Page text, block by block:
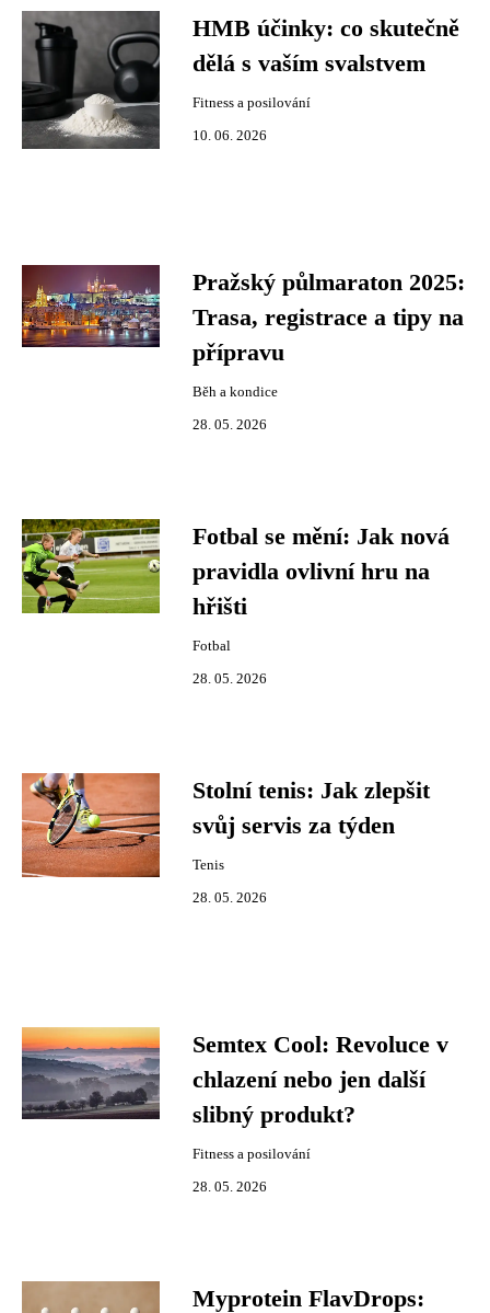
HMB účinky: co skutečně
dělá s vaším svalstvem
Fitness a posilování
10. 06. 2026
Pražský půlmaraton 2025:
Trasa, registrace a tipy na
přípravu
Běh a kondice
28. 05. 2026
Fotbal se mění: Jak nová
pravidla ovlivní hru na
hřišti
Fotbal
28. 05. 2026
Stolní tenis: Jak zlepšit
svůj servis za týden
Tenis
28. 05. 2026
Semtex Cool: Revoluce v
chlazení nebo jen další
slibný produkt?
Fitness a posilování
28. 05. 2026
Myprotein FlavDrops: